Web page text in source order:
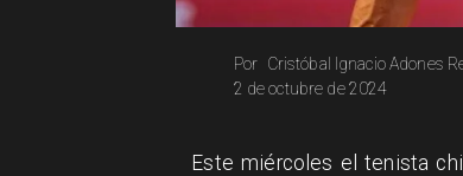
Cristóbal Ignacio Adones
Por
2 de octubre de 2024
Este miércoles el tenista